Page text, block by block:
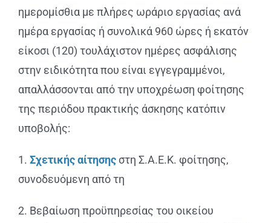
ημερομίσθια με πλήρες ωράριο εργασίας ανά
ημέρα εργασίας ή συνολικά 960 ώρες ή εκατόν
είκοσι (120) τουλάχιστον ημέρες ασφάλισης
στην ειδικότητα που είναι εγγεγραμμένοι,
απαλλάσσονται από την υποχρέωση φοίτησης
της περιόδου πρακτικής άσκησης κατόπιν
υποβολής:
1. Σχετικής αίτησης στη Σ.Α.Ε.Κ. φοίτησης,
συνοδευόμενη από τη
2. Βεβαίωση προϋπηρεσίας του οικείου